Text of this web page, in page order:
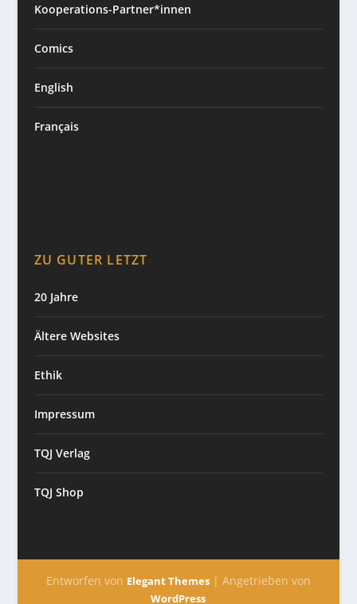
Kooperations-Partner*innen
Comics
English
Français
ZU GUTER LETZT
20 Jahre
Ältere Websites
Ethik
Impressum
TQJ Verlag
TQJ Shop
Entworfen von Elegant Themes| Angetrieben von
WordPress